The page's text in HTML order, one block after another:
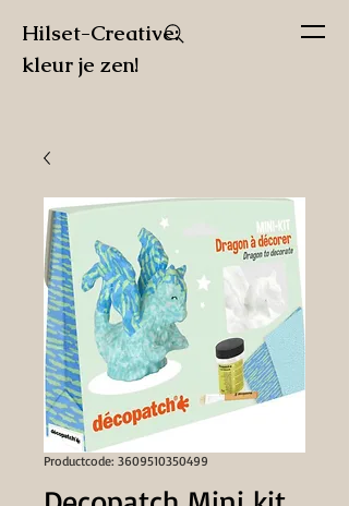
Hilset-Creative:
kleur je zen!
Productcode: 3609510350499